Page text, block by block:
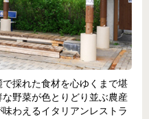
採れた食材を心ゆくまで堪
野菜が色とりどり並ぶ農産
わえるイタリアンレストラ